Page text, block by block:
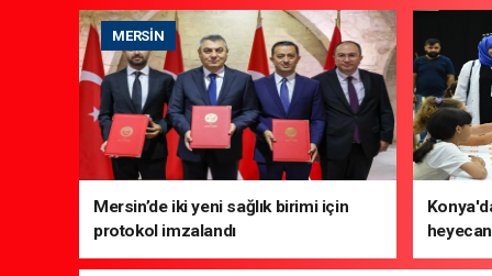
MERSIN
Mersin’de iki yeni sağlık birimi için
protokol imzalandı